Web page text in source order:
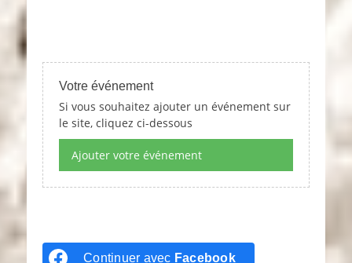
Votre événement
Si vous souhaitez ajouter un événement sur
le site, cliquez ci-dessous
Ajouter votre événement
Continuer avec Facebook